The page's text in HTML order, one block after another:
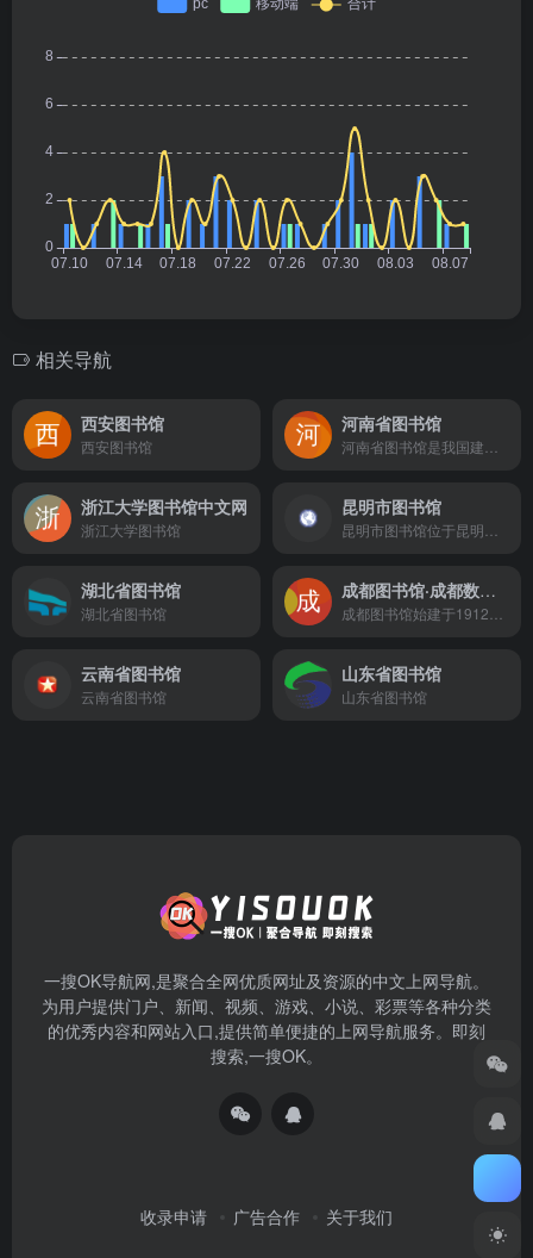
相关导航
西安图书馆
西安图书馆
河南省图书馆
浙江大学图书馆中文网
浙江大学图书馆
昆明市图书馆
湖北省图书馆
湖北省图书馆
成都图书馆·成都数字图书馆
云南省图书馆
云南省图书馆
山东省图书馆
山东省图书馆
一搜OK导航网,是聚合全网优质网址及资源的中文上网导航。
为用户提供门户、新闻、视频、游戏、小说、彩票等各种分类
的优秀内容和网站入口,提供简单便捷的上网导航服务。即刻
搜索,一搜OK。
收录申请 广告合作 关于我们